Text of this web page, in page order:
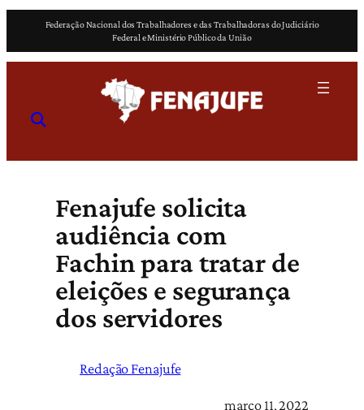
o
Federação Nacional dos Trabalhadores e das Trabalhadoras do Judiciário
Federal e Ministério Público da União
Fenajufe solicita
audiência com
Fachin para tratar de
eleições e segurança
dos servidores
Redação Fenajufe
março 11, 2022